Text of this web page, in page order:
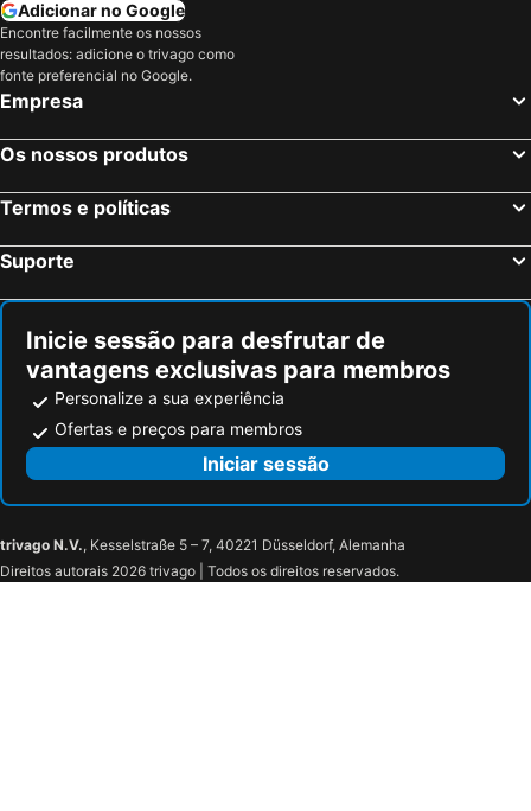
Adicionar no Google
Encontre facilmente os nossos
resultados: adicione o trivago como
fonte preferencial no Google.
Empresa
Os nossos produtos
Termos e políticas
Suporte
Inicie sessão para desfrutar de
vantagens exclusivas para membros
Personalize a sua experiência
Ofertas e preços para membros
Iniciar sessão
trivago N.V., Kesselstraße 5 – 7, 40221 Düsseldorf, Alemanha
Direitos autorais 2026 trivago | Todos os direitos reservados.